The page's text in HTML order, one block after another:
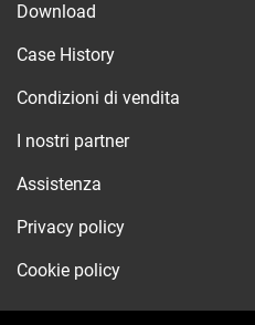
Download
Case History
Condizioni di vendita
I nostri partner
Assistenza
Privacy policy
Cookie policy